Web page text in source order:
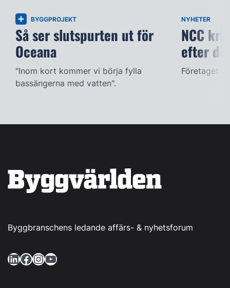
BYGGPROJEKT
Så ser slutspurten ut för
Oceana
"Inom kort kommer vi börja fylla
bassängerna med vatten".
NYHETER
NCC
efter
Företaget
Byggbranschens ledande affärs- & nyhetsforum
LinkedIn Facebook InstagramYouTube